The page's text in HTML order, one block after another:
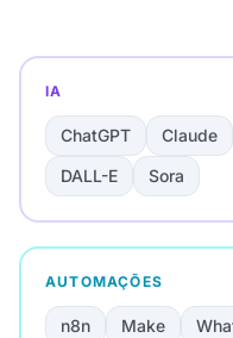
IA
ChatGPT Claude
DALL-E
Sora
AUTOMAÇÕES
n8n Make